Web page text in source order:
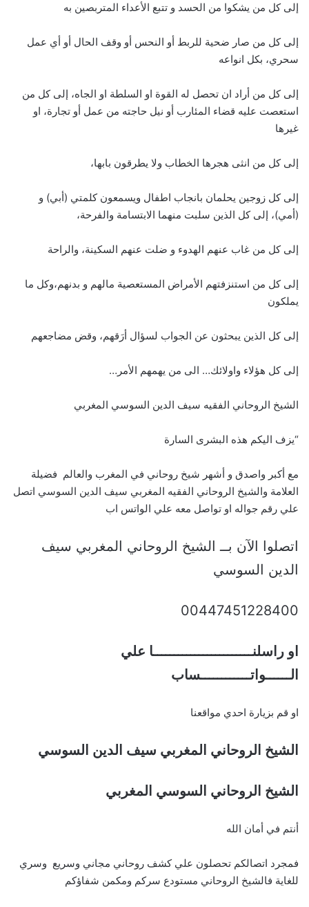
إلى كل من يشكوا من الحسد و تتبع الأعداء المتربصين به
إلى كل من صار ضحية للربط أو النحس أو وقف الحال أو أي عمل
سحري، بكل انواعه
إلى كل من أراد ان تحصل له القوة او السلطة او الجاه، إلى كل من
استعصت عليه قضاء المئارب أو نيل حاجته من عمل أو تجارة، او
غيرها
إلى كل من انثى هجرها الخطاب ولا يطرقون بابها،
إلى كل زوجين يحلمان بانجاب اطفال ويسمعون كلمتي (أبي) و
(أمي)، إلى كل الذين سلبت منهما الابتسامة والفرحة،
إلى كل من غاب عنهم الهدوء و ضلت عنهم السكينة، والراحة
إلى كل من استنزفتهم الأمراض المستعصية مالهم و بدنهم،وكل ما
يملكون
إلى كل الذين يبحثون عن الجواب لسؤال أرَقهم، وقض مضاجعهم
إلى كل هؤلاء واولائك… الى من يهمهم الأمر…
الشيخ الروحاني الفقيه سيف الدين السوسي المغربي
“يزف اليكم هذه البشرى السارة
مع أكبر واصدق و أشهر شيخ روحاني في المغرب والعالم فضيلة
العلامة والشيخ الروحاني الفقيه المغربي سيف الدين السوسي اتصل
علي رقم جواله او تواصل معه علي الواتس اب
اتصلوا الآن بــ الشيخ الروحاني المغربي سيف
الدين السوسي
00447451228400
او راسلنــــــــــــــــــــــــا علي
الــــــواتــــــــــــساب
او قم بزيارة احدي مواقعنا
الشيخ الروحاني المغربي سيف الدين السوسي
الشيخ الروحاني السوسي المغربي
أنتم في أمان الله
فمجرد اتصالكم تحصلون علي كشف روحاني مجاني وسريع وسري
للغاية فالشيخ الروحاني مستودع سركم ومكمن شفاؤكم